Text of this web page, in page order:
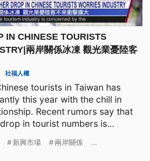
IN CHINESE TOURISTS
兩岸關係冰凍 觀光業憂陸客
社福人權
tourists in Taiwan has
this year with the chill in
Recent rumors say that
in tourist numbers is
新興市場 兩岸關係 ...